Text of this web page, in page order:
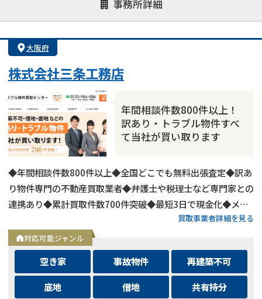
事務所詳細
士業連携有り
大阪府
株式会社三条工務店
年間相談件数800件以上！
訳あり・トラブル物件すべ
て当社が買い取ります
◆年間相談件数800件以上◆全国どこでも無料出張査定◆訳あ
り物件専門の不動産買取業者◆弁護士や税理士など専門家との
連携あり◆累計買取件数700件突破◆最短3日で現金化◆メー
買取事業者詳細を見る
対応可能ジャンル
空き家 事故物件
再建築不可
底地
借地
共有持分